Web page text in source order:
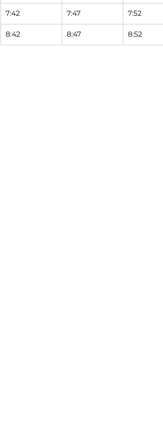
7:42 7:47 7:52
8:42 8:47 8:52